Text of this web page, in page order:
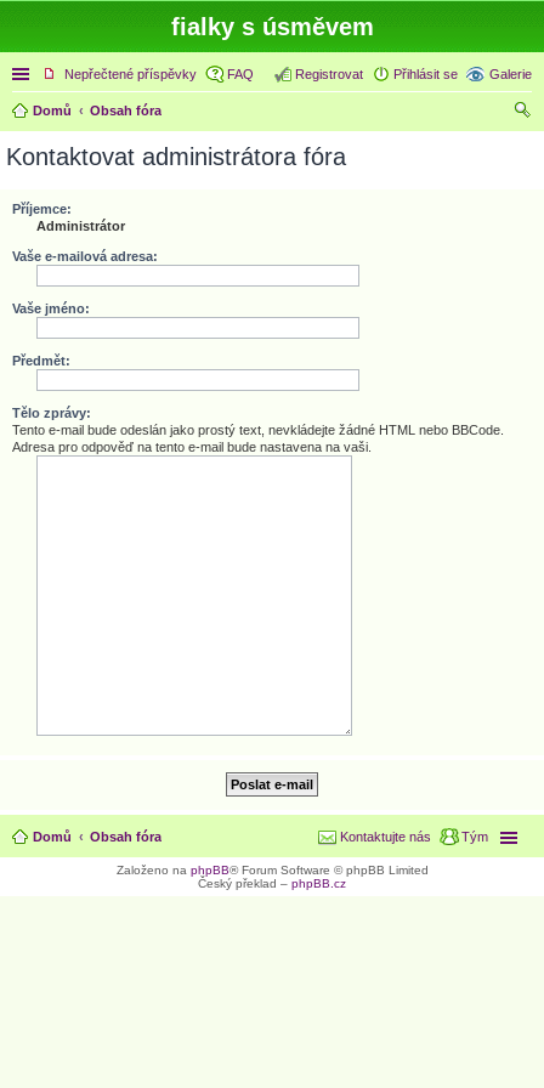
fialky s úsměvem
Rychlé odkazy
Nepřečtené příspěvky Galerie
FAQ Přihlásit se
Registrovat
Domů
Obsah fóra
Kontaktovat administrátora fóra
Příjemce:
Administrátor
Vaše e-mailová adresa:
Vaše jméno:
Předmět:
Tělo zprávy:
Tento e-mail bude odeslán jako prostý text, nevkládejte žádné HTML nebo BBCode.
Adresa pro odpověď na tento e-mail bude nastavena na vaši.
Domů Obsah fóra Tým
Kontaktujte nás
Založeno na phpBB® Forum Software © phpBB Limited
Český překlad – phpBB.cz